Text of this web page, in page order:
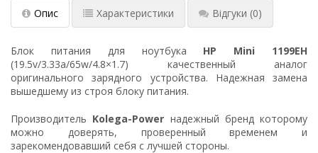
Опис Характеристики Відгуки (0)
Блок питания для ноутбука HP Mini 1199EH
(19.5v/3.33a/65w/4.8×1.7) качественный аналог
оригинального зарядного устройства. Надежная замена
вышедшему из строя блоку питания.
Производитель Kolega-Power надежный бренд которому
можно доверять, проверенный временем и
зарекомендовавший себя с лучшей стороны.